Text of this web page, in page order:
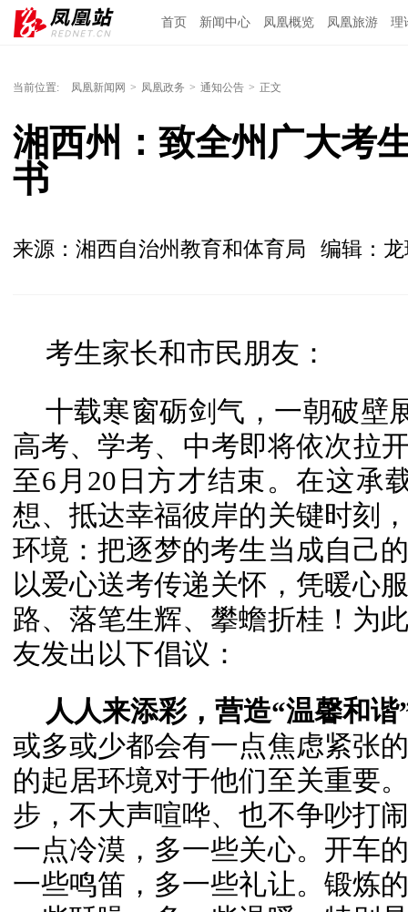
首页 新闻中心 凤凰概览 凤凰旅游 理
当前位置: 凤凰新闻网 > 凤凰政务 > 通知公告 > 正文
湘西州：致全州广大考
书
来源：湘西自治州教育和体育局 编辑：
考生家长和市民朋友：
十载寒窗砺剑气，一朝破壁
高考、学考、中考即将依次拉
至6月20日方才结束。在这承
想、抵达幸福彼岸的关键时刻
环境：把逐梦的考生当成自己
以爱心送考传递关怀，凭暖心
路、落笔生辉、攀蟾折桂！为
友发出以下倡议：
人人来添彩，营造“温馨和谐
或多或少都会有一点焦虑紧张
的起居环境对于他们至关重要
步，不大声喧哗、也不争吵打
一点冷漠，多一些关心。开车
一些鸣笛，多一些礼让。锻炼